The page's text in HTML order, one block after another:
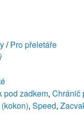
/Pro přeletáře
pod zadkem,Chránič
,Speed,